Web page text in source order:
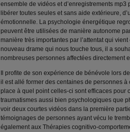
ensemble de vidéos et d’enregistrements
libérer toutes seules et sans aide extérieure,
émotionnelle. La psychologie énergétique
peuvent être utilisées de manière autonome
manière très importantes par l’attentat qui
nouveau drame qui nous touche tous, il a
nombreuses personnes affectées directement
Il profite de son expérience de bénévole lors
il est allé former des centaines de personnes
place à quel point celles-ci sont efficaces pour
traumatismes aussi bien psychologiques que
voir deux courtes vidéos dans la première
témoignages de personnes ayant vécu le
également aux Thérapies cognitivo-